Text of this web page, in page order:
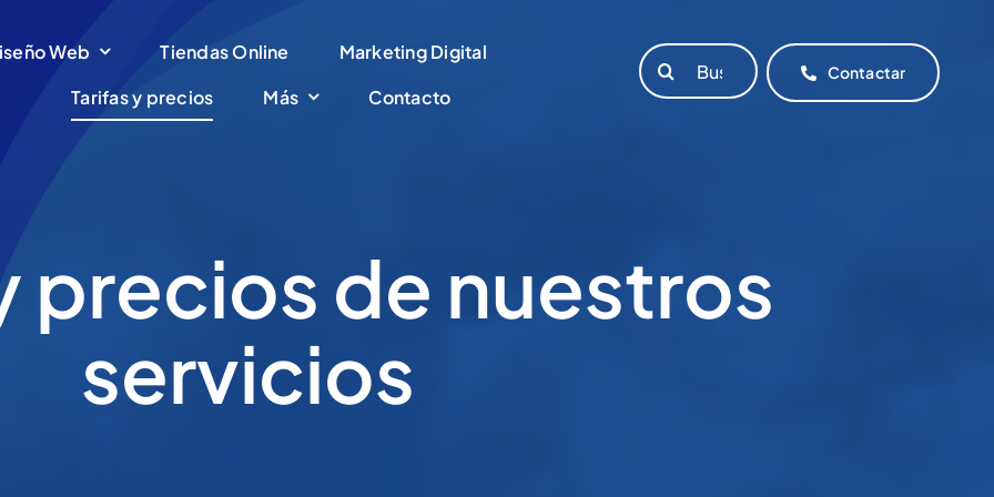
Web Tiendas Online
Marketing Digital
Tarifas y precios
Más Contacto
Buscar:
Contactar
precios de nuestros
servicios